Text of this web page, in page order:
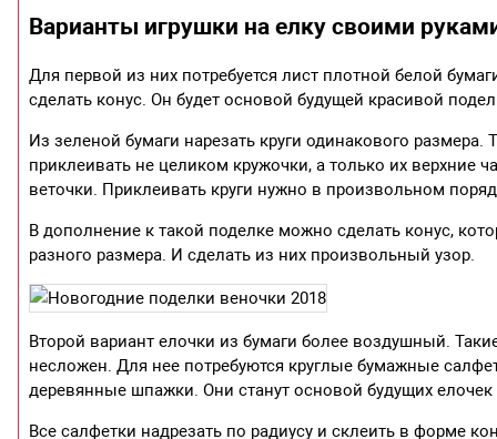
Варианты игрушки на елку своими
Для первой из них потребуется лист плотной белой
сделать конус. Он будет основой будущей красивой
Из зеленой бумаги нарезать круги одинакового
приклеивать не целиком кружочки, а только их верхние
веточки. Приклеивать круги нужно в произвольном
В дополнение к такой поделке можно сделать конус,
разного размера. И сделать из них произвольный узор.
Второй вариант елочки из бумаги более воздушный.
несложен. Для нее потребуются круглые бумажные
деревянные шпажки. Они станут основой будущих
Все салфетки надрезать по радиусу и склеить в форме